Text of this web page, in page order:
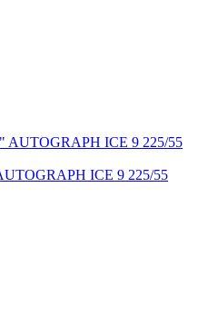
ICE 9 225/55